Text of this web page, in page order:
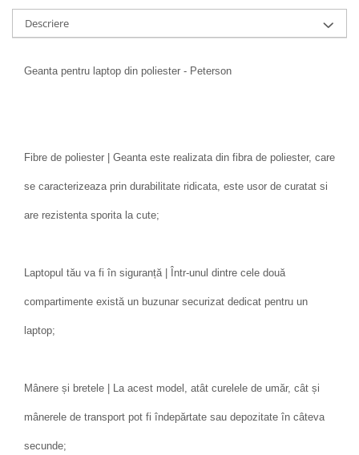
Descriere
Geanta pentru laptop din poliester - Peterson
Fibre de poliester | Geanta este realizata din fibra de poliester, care
se caracterizeaza prin durabilitate ridicata, este usor de curatat si
are rezistenta sporita la cute;
Laptopul tău va fi în siguranță | Într-unul dintre cele două
compartimente există un buzunar securizat dedicat pentru un
laptop;
Mânere și bretele | La acest model, atât curelele de umăr, cât și
mânerele de transport pot fi îndepărtate sau depozitate în câteva
secunde;